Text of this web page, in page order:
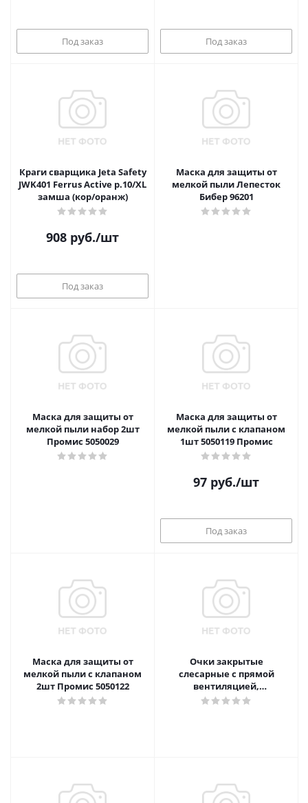
Под заказ Под заказ
Краги сварщика Jeta Safety
JWK401 Ferrus Active р.10/XL
замша (кор/оранж)
908 руб./шт
Под заказ
Маска для защиты от
мелкой пыли Лепесток
Бибер 96201
Маска для защиты от
мелкой пыли набор 2шт
Промис 5050029
Маска для защиты от
мелкой пыли с клапаном
1шт 5050119 Промис
97 руб./шт
Под заказ
Маска для защиты от
мелкой пыли с клапаном
2шт Промис 5050122
Очки закрытые
слесарные с прямой
вентиляцией,
поликарбонат, ПВХ